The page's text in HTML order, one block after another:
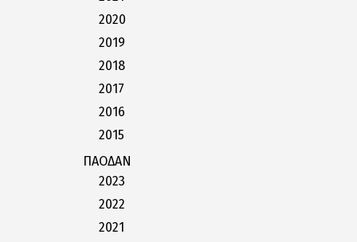
2020
2019
2018
2017
2016
2015
ΠΑΟΔΑΝ
2023
2022
2021